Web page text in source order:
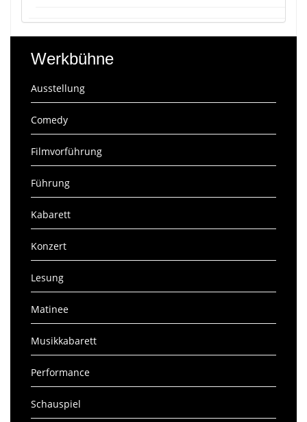
Werkbühne
Ausstellung
Comedy
Filmvorführung
Führung
Kabarett
Konzert
Lesung
Matinee
Musikkabarett
Performance
Schauspiel